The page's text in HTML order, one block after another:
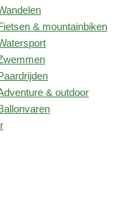
& mountainbiken
& outdoor